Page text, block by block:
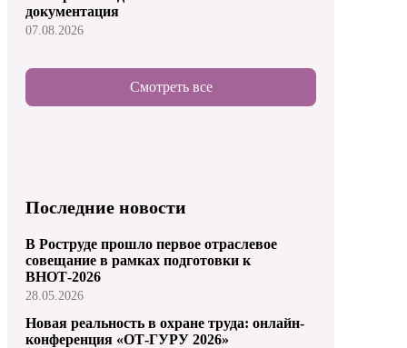
документация
07.08.2026
Смотреть все
Последние новости
В Роструде прошло первое отраслевое
совещание в рамках подготовки к
ВНОТ-2026
28.05.2026
Новая реальность в охране труда: онлайн-
конференция «ОТ-ГУРУ 2026»